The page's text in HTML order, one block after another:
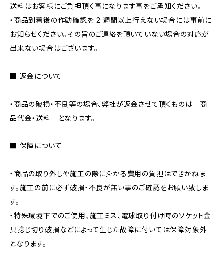
送料はお客様にご負担頂く事になります事をご承知ください。
・商品到着後の作動確認を 2 週間以上行えない場合には事前に
お知らせください。その旨のご連絡を頂いていない場合の対応が
出来ない場合はございます。
■ 返金について
・商品の破損・不良等の場合、弊社が返金させて頂くものは 商
品代金・送料 となります。
■ 保障について
・商品の取り外しや施工の際に掛かる費用の負担はできかねま
す。施工の前に必ず破損・不良が無い事のご確認をお願い致しま
す。
・特殊環境下でのご使用、施工ミス、電球取り付け時のソケット金
具捻じ切り破損などによって生じた故障に付いては保障対象外
となります。